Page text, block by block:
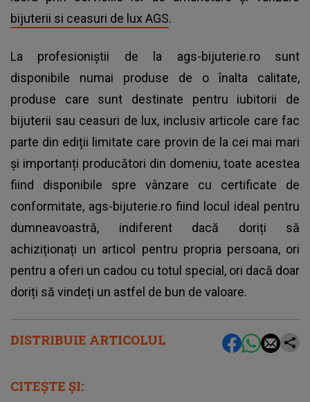
DISTRIBUIE ARTICOLUL
bijuterii si ceasuri de lux AGS.
La profesioniștii de la ags-bijuterie.ro sunt
disponibile numai produse de o înalta calitate,
produse care sunt destinate pentru iubitorii de
bijuterii sau ceasuri de lux, inclusiv articole care fac
parte din ediții limitate care provin de la cei mai mari
și importanți producători din domeniu, toate acestea
fiind disponibile spre vânzare cu certificate de
conformitate, ags-bijuterie.ro fiind locul ideal pentru
dumneavoastră, indiferent dacă doriți să
achiziționați un articol pentru propria persoana, ori
pentru a oferi un cadou cu totul special, ori dacă doar
doriți să vindeți un astfel de bun de valoare.
CITEȘTE ȘI: